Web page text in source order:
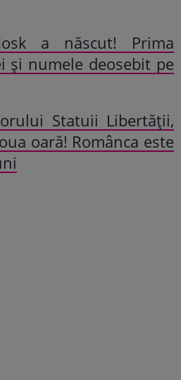
a născut! Prima
și numele deosebit pe
Statuii Libertății,
oară! Românca este